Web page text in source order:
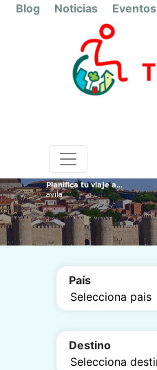
Blog Noticias Eventos
Planifica tu viaje a...
avila
País
Destino